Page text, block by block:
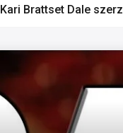
Kari Brattset Dale